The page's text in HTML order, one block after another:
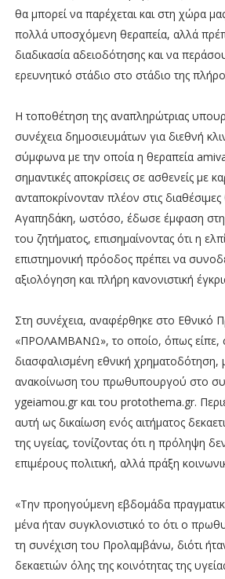
θα μπορεί να παρέχεται και στη χώρα
πολλά υποσχόμενη θεραπεία, αλλά
διαδικασία αδειοδότησης και να
ερευνητικό στάδιο στο στάδιο της
Η τοποθέτηση της αναπληρώτριας
συνέχεια δημοσιευμάτων για διεθνή
σύμφωνα με την οποία η θεραπεία
σημαντικές αποκρίσεις σε ασθενείς με
ανταποκρίνονταν πλέον στις
Αγαπηδάκη, ωστόσο, έδωσε έμφαση στη
του ζητήματος, επισημαίνοντας ότι η
επιστημονική πρόοδος πρέπει να
αξιολόγηση και πλήρη κανονιστική
Στη συνέχεια, αναφέρθηκε στο Εθνικό
«ΠΡΟΛΑΜΒΑΝΩ», το οποίο, όπως είπε,
διασφαλισμένη εθνική χρηματοδότηση,
ανακοίνωση του πρωθυπουργού στο
ygeiamou.gr και του protothema.gr.
αυτή ως δικαίωση ενός αιτήματος
της υγείας, τονίζοντας ότι η πρόληψη
επιμέρους πολιτική, αλλά πράξη
«Την προηγούμενη εβδομάδα
μένα ήταν συγκλονιστικό το ότι ο
τη συνέχιση του Προλαμβάνω, διότι
δεκαετιών όλης της κοινότητας της